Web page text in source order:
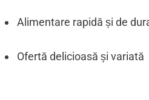
Alimentare rapidă și de
Ofertă delicioasă și variată